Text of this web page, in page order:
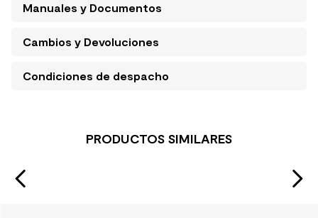
Manuales y Documentos
Cambios y Devoluciones
Condiciones de despacho
PRODUCTOS SIMILARES